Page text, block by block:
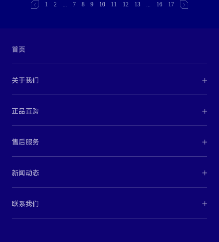
1 2 ... 7 8 9 10 11 12 13 ... 16 17
首页
关于我们
正品直购
售后服务
新闻动态
联系我们